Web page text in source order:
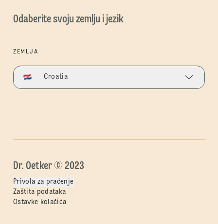
Odaberite svoju zemlju i jezik
ZEMLJA
Croatia
Dr. Oetker © 2023
Privola za praćenje
Zaštita podataka
Ostavke kolačića